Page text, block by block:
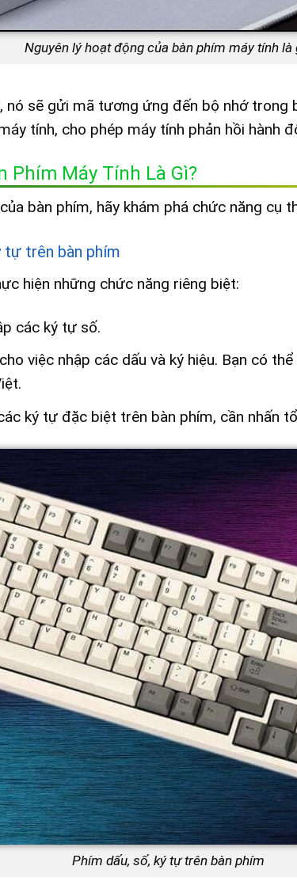
Nguyên lý hoạt động của bàn phím máy tính là
nó sẽ gửi mã tương ứng đến bộ nhớ trong
tính, cho phép máy tính phản hồi hành
Phím Máy Tính Là Gì?
bàn phím, hãy khám phá chức năng cụ
tự trên bàn phím
hiện những chức năng riêng biệt:
các ký tự số.
việc nhập các dấu và ký hiệu. Bạn có
ký tự đặc biệt trên bàn phím, cần nhấn
Phím dấu, số, ký tự trên bàn phím